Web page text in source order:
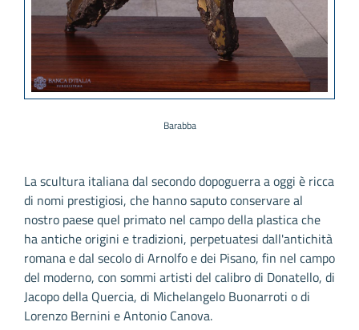
Barabba
La scultura italiana dal secondo dopoguerra a oggi è ricca
di nomi prestigiosi, che hanno saputo conservare al
nostro paese quel primato nel campo della plastica che
ha antiche origini e tradizioni, perpetuatesi dall'antichità
romana e dal secolo di Arnolfo e dei Pisano, fin nel campo
del moderno, con sommi artisti del calibro di Donatello, di
Jacopo della Quercia, di Michelangelo Buonarroti o di
Lorenzo Bernini e Antonio Canova.